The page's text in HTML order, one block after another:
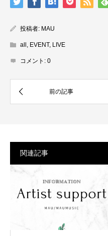
投稿者: MAU
all , EVENT, LIVE
コメント: 0
関連記事